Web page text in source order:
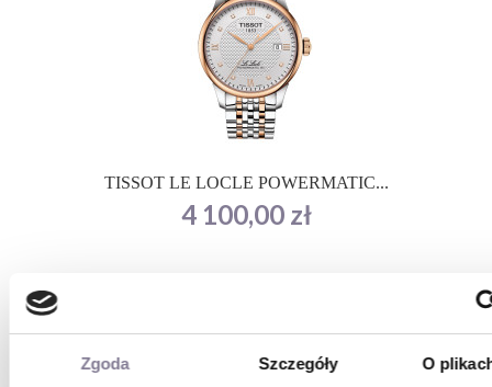
Zgoda Szczegóły O
TISSOT LE LOCLE POWERMATIC...
Cena
4 100,00 zł